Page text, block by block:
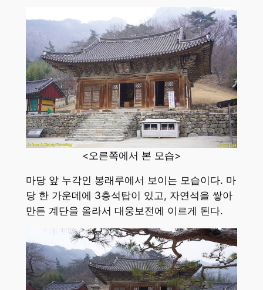
<오른쪽에서 본 모습>
마당 앞 누각인 봉래루에서 보이는 모습이다. 마
당 한 가운데에 3층석탑이 있고, 자연석을 쌓아
만든 계단을 올라서 대웅보전에 이르게 된다.